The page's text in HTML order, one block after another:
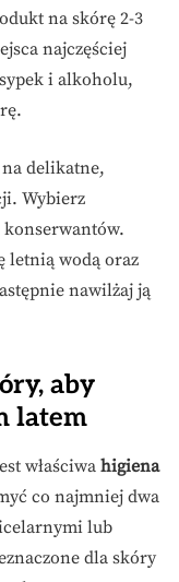
na skórę 2-3
najczęściej
i alkoholu,
delikatne,
Wybierz
konserwantów.
letnią wodą oraz
nawilżaj ją
aby
latem
właściwa higiena
co najmniej dwa
lub
dla skóry